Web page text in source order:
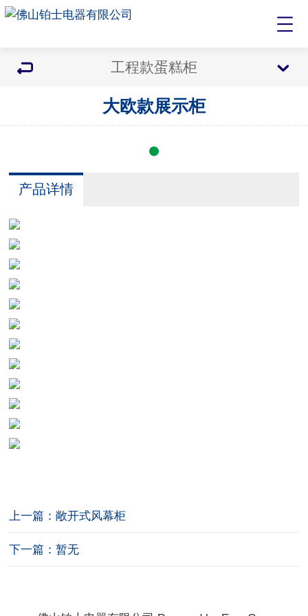
工程款蛋糕柜
大欧款展示柜
产品详情
上一篇：敞开式风幕柜
下一篇：暂无